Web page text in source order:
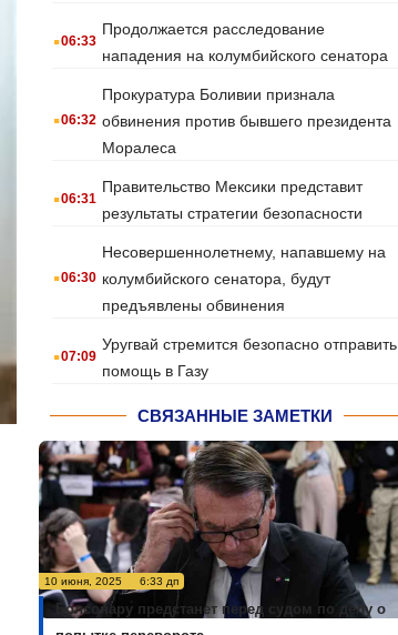
.06:33
Продолжается расследование
нападения на колумбийского сенатора
.06:32
Прокуратура Боливии признала
обвинения против бывшего президента
Моралеса
.06:31
Правительство Мексики представит
результаты стратегии безопасности
.06:30
Несовершеннолетнему, напавшему на
колумбийского сенатора, будут
предъявлены обвинения
.07:09
Уругвай стремится безопасно отправить
помощь в Газу
СВЯЗАННЫЕ ЗАМЕТКИ
10 июня, 2025 6:33 дп
Болсонару предстанет перед судом по делу о